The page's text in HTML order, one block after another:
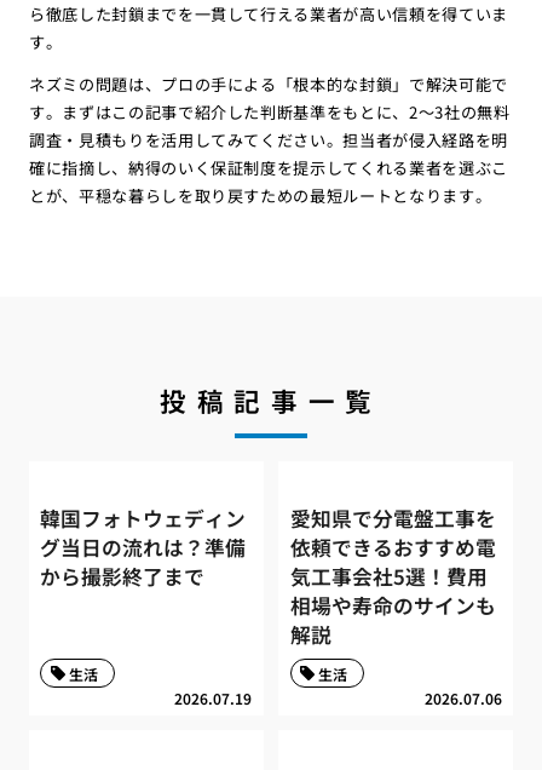
ら徹底した封鎖までを一貫して行える業者が高い信頼を得ていま
す。
ネズミの問題は、プロの手による「根本的な封鎖」で解決可能で
す。まずはこの記事で紹介した判断基準をもとに、2〜3社の無料
調査・見積もりを活用してみてください。担当者が侵入経路を明
確に指摘し、納得のいく保証制度を提示してくれる業者を選ぶこ
とが、平穏な暮らしを取り戻すための最短ルートとなります。
投稿記事一覧
韓国フォトウェディン
グ当日の流れは？準備
から撮影終了まで
2026.07.19
生活
愛知県で分電盤工事を
依頼できるおすすめ電
気工事会社5選！費用
相場や寿命のサインも
解説
2026.07.06
生活